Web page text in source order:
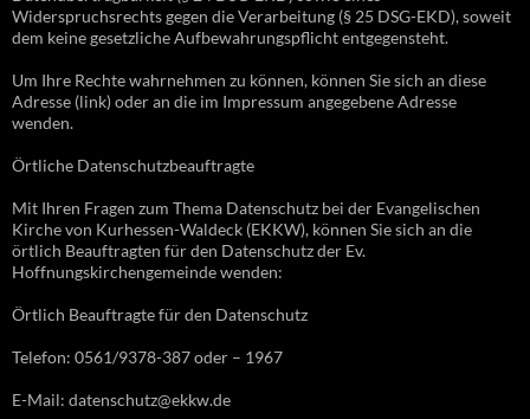
Widerspruchsrechts gegen die Verarbeitung (§ 25 DSG-EKD), soweit
dem keine gesetzliche Aufbewahrungspflicht entgegensteht.
Um Ihre Rechte wahrnehmen zu können, können Sie sich an diese
Adresse (link) oder an die im Impressum angegebene Adresse
wenden.
Örtliche Datenschutzbeauftragte
Mit Ihren Fragen zum Thema Datenschutz bei der Evangelischen
Kirche von Kurhessen-Waldeck (EKKW), können Sie sich an die
örtlich Beauftragten für den Datenschutz der Ev.
Hoffnungskirchengemeinde wenden:
Örtlich Beauftragte für den Datenschutz
Telefon: 0561/9378-387 oder – 1967
E-Mail: datenschutz@ekkw.de